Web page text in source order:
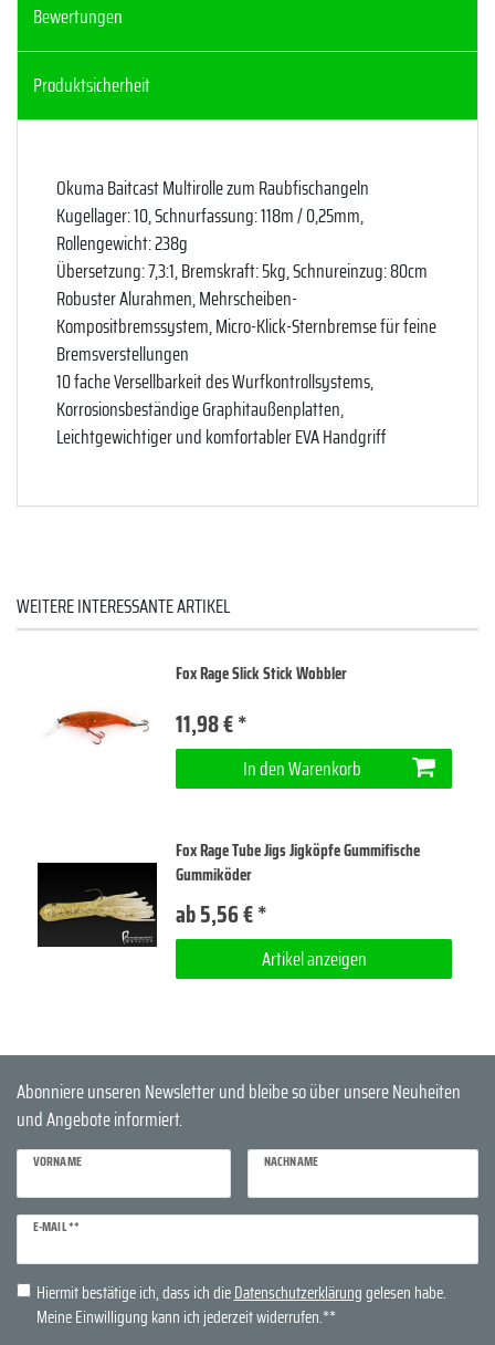
Bewertungen
Produktsicherheit
Okuma Baitcast Multirolle zum Raubfischangeln
Kugellager: 10, Schnurfassung: 118m / 0,25mm,
Rollengewicht: 238g
Übersetzung: 7,3:1, Bremskraft: 5kg, Schnureinzug: 80cm
Robuster Alurahmen, Mehrscheiben-
Kompositbremssystem, Micro-Klick-Sternbremse für feine
Bremsverstellungen
10 fache Versellbarkeit des Wurfkontrollsystems,
Korrosionsbeständige Graphitaußenplatten,
Leichtgewichtiger und komfortabler EVA Handgriff
WEITERE INTERESSANTE ARTIKEL
Fox Rage Slick Stick Wobbler
11,98 € *
In den Warenkorb
Fox Rage Tube Jigs Jigköpfe Gummifische
Gummiköder
ab 5,56 € *
Artikel anzeigen
Abonniere unseren Newsletter und bleibe so über unsere Neuheiten
und Angebote informiert.
VORNAME NACHNAME
E-MAIL **
Newsletter
Honig
Hiermit bestätige ich, dass ich dieDaten­schutz­erklärunggelesen habe.
Meine Einwilligung kann ich jederzeit widerrufen.**